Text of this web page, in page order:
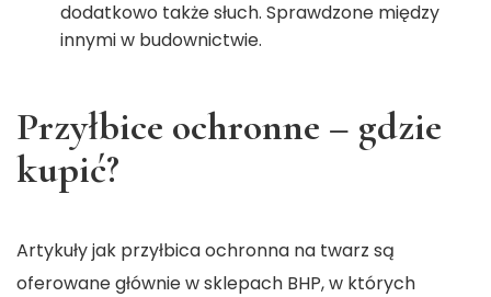
dodatkowo także słuch. Sprawdzone między
innymi w budownictwie.
Przyłbice ochronne – gdzie
kupić?
Artykuły jak przyłbica ochronna na twarz są
oferowane głównie w sklepach BHP, w których